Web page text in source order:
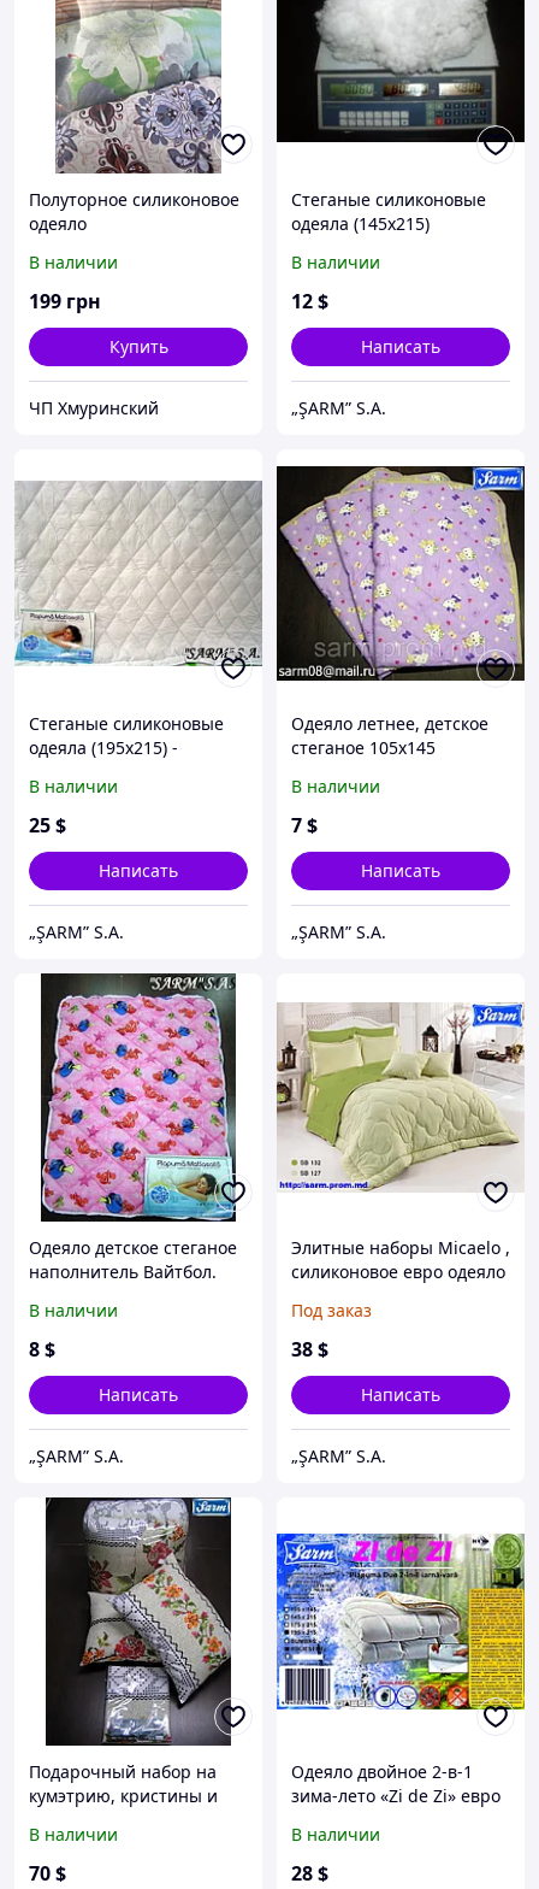
Полуторное силиконовое
одеяло
В наличии
199 грн
Купить
ЧП Хмуринский
Стеганые силиконовые
одеяла (145х215)
fiber ball
В наличии
12$
Написать
„ŞARM” S.A.
Стеганые силиконовые
одеяла (195х215) -
ВАЙТБОЛ
В наличии
25$
Написать
„ŞARM” S.A.
Одеяло летнее, детское
стеганое 105х145
В наличии
7$
Написать
„ŞARM” S.A.
Одеяло детское стеганое
наполнитель Вайтбол.
В наличии
8$
Написать
„ŞARM” S.A.
Элитные наборы Micaelo ,
силиконовое евро одеяло
класса
Под заказ
38$
Написать
„ŞARM” S.A.
Подарочный набор на
кумэтрию, кристины и
постельного белья,
силиконовая подушка,
В наличии
70$
Одеяло двойное 2-в-1
зима-лето «Zi de Zi» евро
В наличии
28$